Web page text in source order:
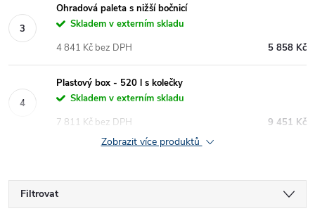
Ohradová paleta s nižší bočnicí
Skladem v externím skladu
5 858 Kč
4 841 Kč bez DPH
Plastový box - 520 l s kolečky
Skladem v externím skladu
9 451 Kč
7 811 Kč bez DPH
Zobrazit více produktů
Filtrovat